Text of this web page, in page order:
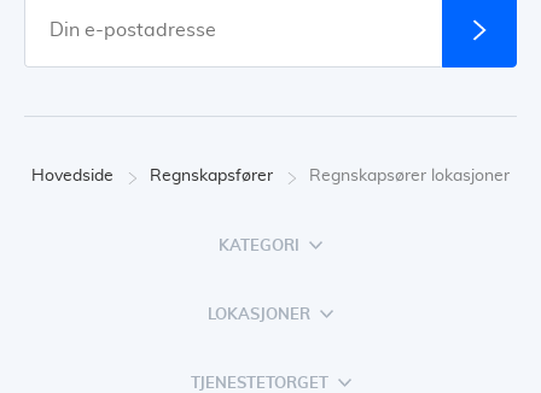
Hovedside Regnskapsfører Regnskapsører lokasjoner
KATEGORI
LOKASJONER
TJENESTETORGET